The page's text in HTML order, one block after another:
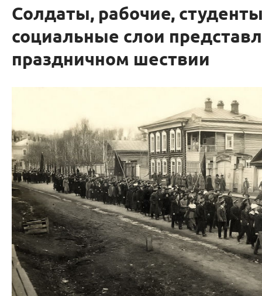
Солдаты, рабочие,
социальные слои
праздничном шествии